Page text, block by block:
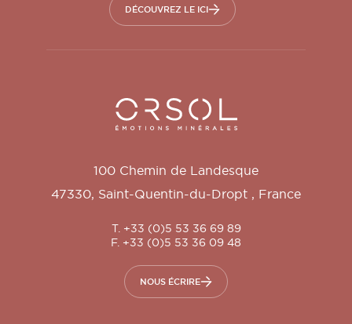
DÉCOUVREZ LE ICI
Orsol S.A.
100 Chemin de Landesque
47330, Saint-Quentin-du-Dropt , France
T. +33 (0)5 53 36 69 89
F. +33 (0)5 53 36 09 48
NOUS ÉCRIRE